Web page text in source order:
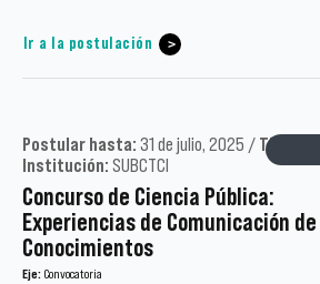
Ir a la postulación
Postular hasta: 31 de julio, 2025 / Tipo:
Institución: SUBCTCI
Concurso de Ciencia Pública:
Experiencias de Comunicación de
Conocimientos
Eje: Convocatoria